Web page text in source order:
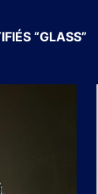
“GLASS”